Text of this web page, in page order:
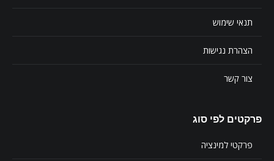
תנאי שימוש
הצהרת נגישות
צור קשר
פרקטים לפי סוג
פרקטי למינציה